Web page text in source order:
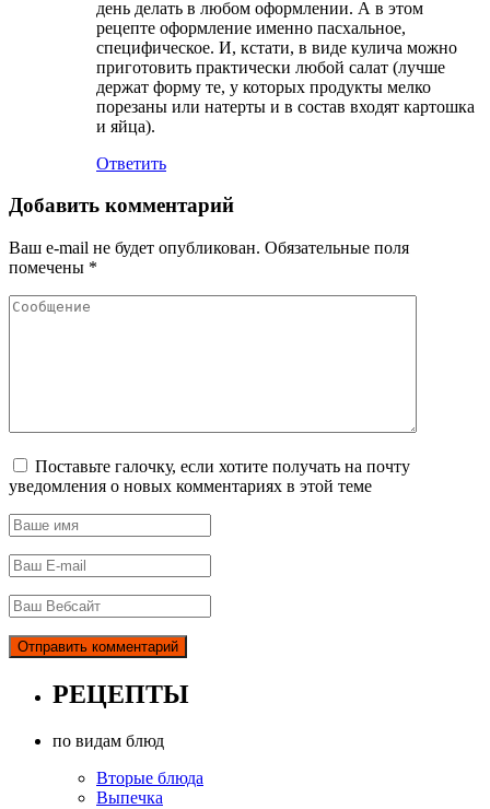
день делать в любом оформлении. А в этом
рецепте оформление именно пасхальное,
специфическое. И, кстати, в виде кулича можно
приготовить практически любой салат (лучше
держат форму те, у которых продукты мелко
порезаны или натерты и в состав входят картошка
и яйца).
Ответить
Добавить комментарий
Ваш e-mail не будет опубликован. Обязательные поля
помечены *
Поставьте галочку, если хотите получать на почту
уведомления о новых комментариях в этой теме
РЕЦЕПТЫ
по видам блюд
Вторые блюда
Выпечка